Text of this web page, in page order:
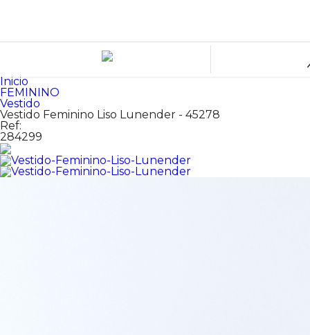
Inicio
FEMININO
Vestido
Vestido Feminino Liso Lunender - 45278
Ref:
284299